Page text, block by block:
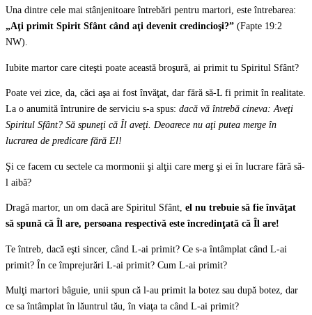
Una dintre cele mai stânjenitoare întrebări pentru martori, este întrebarea:
„Aţi primit Spirit Sfânt când aţi devenit credincioşi?” (Fapte 19:2
NW).
Iubite martor care citeşti poate această broşură, ai primit tu Spiritul Sfânt?
Poate vei zice, da, căci aşa ai fost învăţat, dar fără să-L fi primit în realitate.
La o anumită întrunire de serviciu s-a spus: dacă vă întrebă cineva: Aveţi
Spiritul Sfânt? Să spuneţi că Îl aveţi. Deoarece nu aţi putea merge în
lucrarea de predicare fără El!
Şi ce facem cu sectele ca mormonii şi alţii care merg şi ei în lucrare fără să-
l aibă?
Dragă martor, un om dacă are Spiritul Sfânt, el nu trebuie să fie învăţat
să spună că Îl are, persoana respectivă este încredinţată că Îl are!
Te întreb, dacă eşti sincer, când L-ai primit? Ce s-a întâmplat când L-ai
primit? În ce împrejurări L-ai primit? Cum L-ai primit?
Mulţi martori bâguie, unii spun că l-au primit la botez sau după botez, dar
ce sa întâmplat în lăuntrul tău, în viaţa ta când L-ai primit?